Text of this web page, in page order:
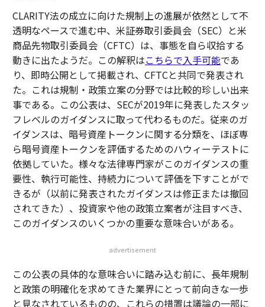
CLARITY法の成立に向けた規制上の進展が依然として不
透明なペースで進む中、米証券取引委員会（SEC）と米
商品先物取引委員会（CFTC）は、事態を自ら収拾する
動きに出たようだ。この解釈はこちらで入手可能であ
り、即時公開として掲載され、CFTCと共同で発表され
た。これは規制・政策立案の分野では比較的珍しい出来
事である。この公表は、SECが2019年に発表したスタッ
フレベルのガイダンスに取って代わるものだ。従来のガ
イダンスは、暗号資産トークンに関する分類を、ほぼ専
ら暗号資産トークンを評価するためのハウィーテストに
依拠していた。様々な法律専門家がこのガイダンスの重
要性、執行可能性、持続力について評価を下すことがで
きるが（以前に発表されたガイダンスは修正または撤回
されてきた）、投資家や他の政策立案者が注目すべき、
このガイダンスのいくつかの重要な意味合いがある。
advertisement
この公表の具体的な意味合いに踏み込む前に、長年規制
と政策の明確化を求めてきた業界にとって前向きな一歩
と見なされているものの、これらの措置は議論の一部に